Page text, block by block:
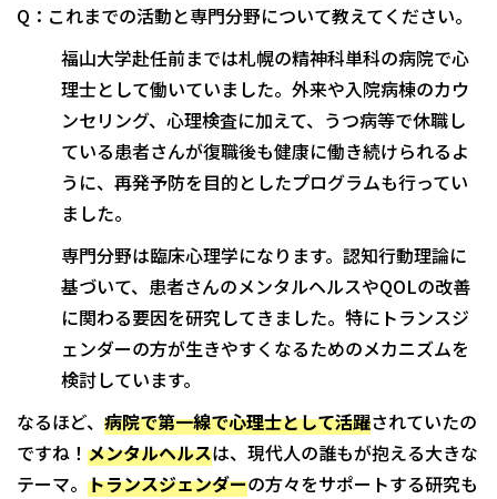
Q：これまでの活動と専門分野について教えてください。
福山大学赴任前までは札幌の精神科単科の病院で心
理士として働いていました。外来や入院病棟のカウ
ンセリング、心理検査に加えて、うつ病等で休職し
ている患者さんが復職後も健康に働き続けられるよ
うに、再発予防を目的としたプログラムも行ってい
ました。
専門分野は臨床心理学になります。認知行動理論に
基づいて、患者さんのメンタルヘルスやQOLの改善
に関わる要因を研究してきました。特にトランスジ
ェンダーの方が生きやすくなるためのメカニズムを
検討しています。
なるほど、 病院で第一線で心理士として活躍されていたの
ですね！ メンタルヘルスは、現代人の誰もが抱える大きな
テーマ。 トランスジェンダーの方々をサポートする研究も